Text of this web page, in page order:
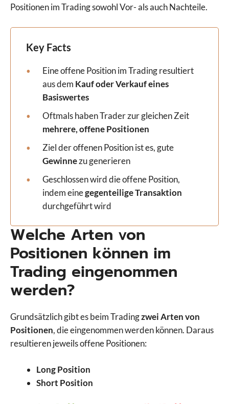
Positionen im Trading sowohl Vor- als auch Nachteile.
Key Facts
Eine offene Position im Trading resultiert
aus dem Kauf oder Verkauf eines
Basiswertes
Oftmals haben Trader zur gleichen Zeit
mehrere, offene Positionen
Ziel der offenen Position ist es, gute
Gewinnezu generieren
Geschlossen wird die offene Position,
indem einegegenteilige Transaktion
durchgeführt wird
Welche Arten von
Positionen können im
Trading eingenommen
werden?
Grundsätzlich gibt es beim Tradingzwei Arten von
Positionen, die eingenommen werden können. Daraus
resultieren jeweils offene Positionen:
Long Position
Short Position